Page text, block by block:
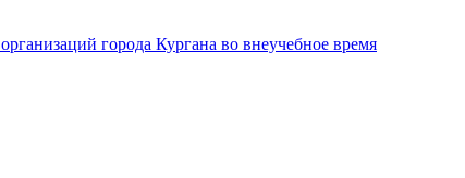
города Кургана во внеучебное время